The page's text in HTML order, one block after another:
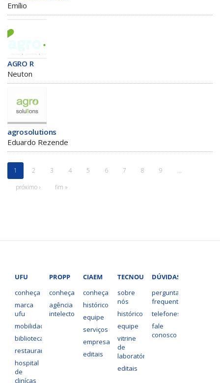
Emílio
AGRO R
Neuton
agrosolutions
Eduardo Rezende
1 2 3 4 5 6 7 8 9
…
próximo ›
fim »
UFU
conheça
marca
ufu
mobilidade
bibliotecas
restaurantes
hospital
de
clinícas
PROPP
conheça
agência
intelecto
CIAEM
conheça
histórico
equipe
serviços
empresas
editais
TECNOUFU
sobre
nós
histórico
equipe
vitrine
de
laboratórios
editais
DÚVIDAS?
perguntas
frequentes
telefones
fale
conosco